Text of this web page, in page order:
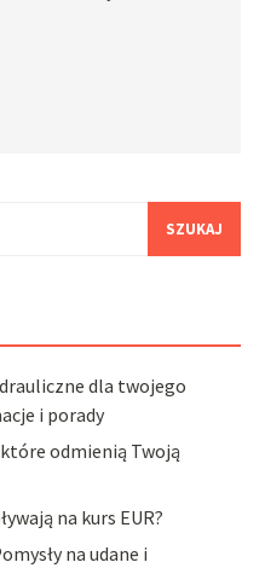
dla twojego
i porady
odmienią Twoją
na kurs EUR?
na udane i